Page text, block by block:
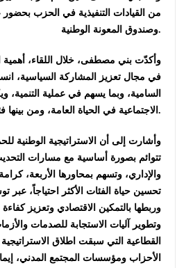
من القيادات التنفيذية في الحزب
وصندوق المعونة الوطنية.
وأكدّت بني مصطفى، خلال اللقاء، أهمية
في مجال تعزيز المشاركة السياسية،
السامية، وبما يسهم في عملية
الاجتماعية في الحياة العامة، ومن بينها فئتي الشباب والمرأة.
تتوائم بصورة أساسية مع مسارات
والإداري، وتسهم بمحاورها الأربعة،
تحسين حياة الفئات الأكثر احتياجاً، عبر
وربطها بالتمكين الاقتصادي وتعزيز
وتطوير آليات الاستجابة للصدمات
القطاعية التي سبقت اطلاق
الأحزاب ومؤسسات المجتمع المدني،